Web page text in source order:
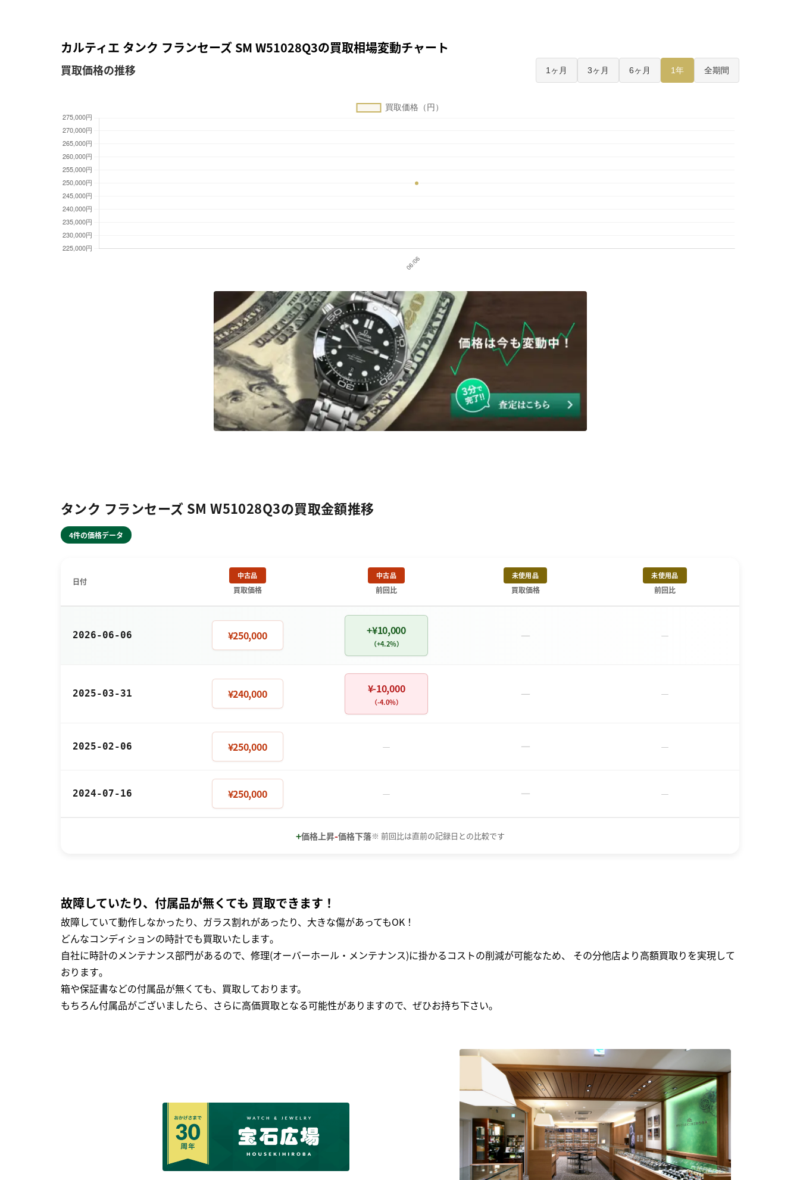
カルティエ タンク フランセーズ SM W51028Q3の買取相場変動チャート
買取価格の推移 1ヶ月 3ヶ月 6ヶ月 1年 全期間
タンク フランセーズ SM W51028Q3の買取金額推移
4件の価格データ
日付
中古品
買取価格
中古品
前回比
未使用品
買取価格
未使用品
前回比
2026-06-06 ¥250,000 +¥10,000
（+4.2%） － －
2025-03-31 ¥240,000 ¥-10,000
（-4.0%） － －
2025-02-06 ¥250,000 － － －
2024-07-16 ¥250,000 － － －
+価格上昇-価格下落※ 前回比は直前の記録日との比較です
故障していたり、付属品が無くても 買取できます！
故障していて動作しなかったり、ガラス割れがあったり、大きな傷があってもOK！
どんなコンディションの時計でも買取いたします｡
自社に時計のメンテナンス部門があるので、修理(オーバーホール・メンテナンス)に掛かるコストの削減が可能なため、 その分他店より高額買取りを実現して
おります｡
箱や保証書などの付属品が無くても、買取しております。
もちろん付属品がございましたら、さらに高価買取となる可能性がありますので、ぜひお持ち下さい｡